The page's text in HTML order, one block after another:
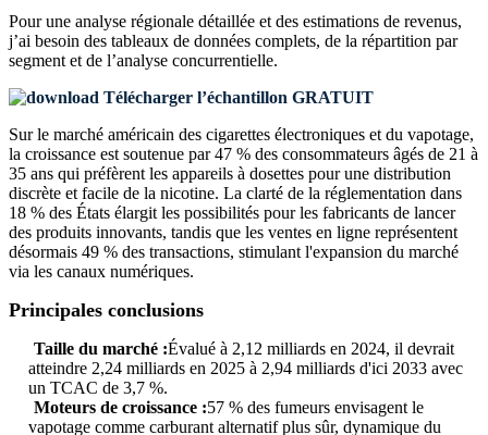
Pour une analyse régionale détaillée et des estimations de revenus,
j’ai besoin des tableaux de données complets, de la répartition par
segment et de l’analyse concurrentielle.
Télécharger l’échantillon GRATUIT
Sur le marché américain des cigarettes électroniques et du vapotage,
la croissance est soutenue par 47 % des consommateurs âgés de 21 à
35 ans qui préfèrent les appareils à dosettes pour une distribution
discrète et facile de la nicotine. La clarté de la réglementation dans
18 % des États élargit les possibilités pour les fabricants de lancer
des produits innovants, tandis que les ventes en ligne représentent
désormais 49 % des transactions, stimulant l'expansion du marché
via les canaux numériques.
Principales conclusions
Taille du marché :Évalué à 2,12 milliards en 2024, il devrait
atteindre 2,24 milliards en 2025 à 2,94 milliards d'ici 2033 avec
un TCAC de 3,7 %.
Moteurs de croissance :57 % des fumeurs envisagent le
vapotage comme carburant alternatif plus sûr, dynamique du